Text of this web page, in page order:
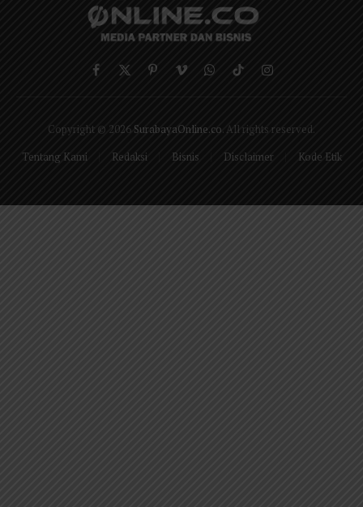
Facebook
X
PinterestVimeoWhatsApp
TikTokInstagram
Copyright © 2026 SurabayaOnline.co . All rights reserved.
Tentang Kami
Redaksi Bisnis Disclaimer Kode Etik